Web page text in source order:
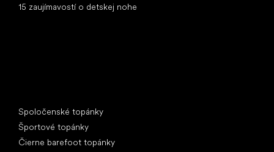
15 zaujímavostí o detskej nohe
Spoločenské topánky
Športové topánky
Čierne barefoot topánky